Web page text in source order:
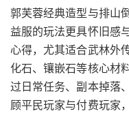
郭芙蓉经典造型与排山
益服的玩法更具怀旧感
心得，尤其适合武林外
化石、镶嵌石等核心材
过日常任务、副本掉落
顾平民玩家与付费玩家